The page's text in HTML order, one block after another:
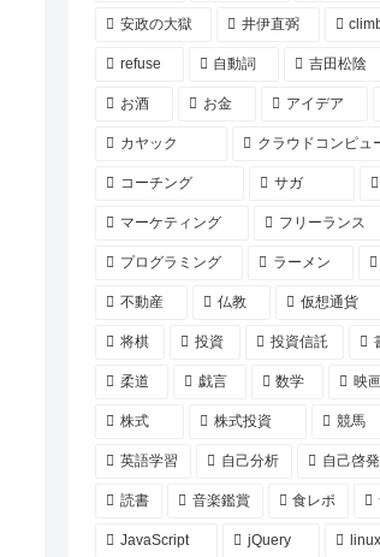
安政の大獄 井伊直弼
refuse 自動詞 吉田松陰
お酒 お金 アイデア
カヤック クラウドコンピュ
コーチング サガ
マーケティング フリーランス
プログラミング ラーメン
不動産 仏教 仮想通貨
将棋 投資 投資信託
柔道 戯言 数学 映
株式 株式投資 競馬
英語学習 自己分析 自己啓発
読書 音楽鑑賞 食レポ
JavaScript jQuery linux